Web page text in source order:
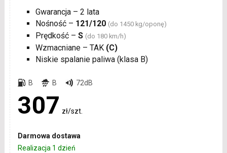
Gwarancja – 2 lata
Nośność – 121/120 (do 1450 kg/oponę)
Prędkość – S (do 180 km/h)
Wzmacniane – TAK (C)
Niskie spalanie paliwa (klasa B)
B B 72dB
307 zł/szt.
Darmowa dostawa
Realizacja 1 dzień